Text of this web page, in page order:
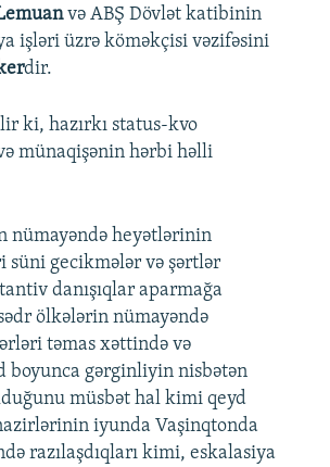
və ABŞ Dövlət katibinin
işləri üzrə köməkçisi vəzifəsini
dir.
ki, hazırkı status-kvo
münaqişənin hərbi həlli
nümayəndə heyətlərinin
süni gecikmələr və şərtlər
danışıqlar aparmağa
ölkələrin nümayəndə
təmas xəttində və
boyunca gərginliyin nisbətən
müsbət hal kimi qeyd
iyunda Vaşinqtonda
razılaşdıqları kimi, eskalasiya